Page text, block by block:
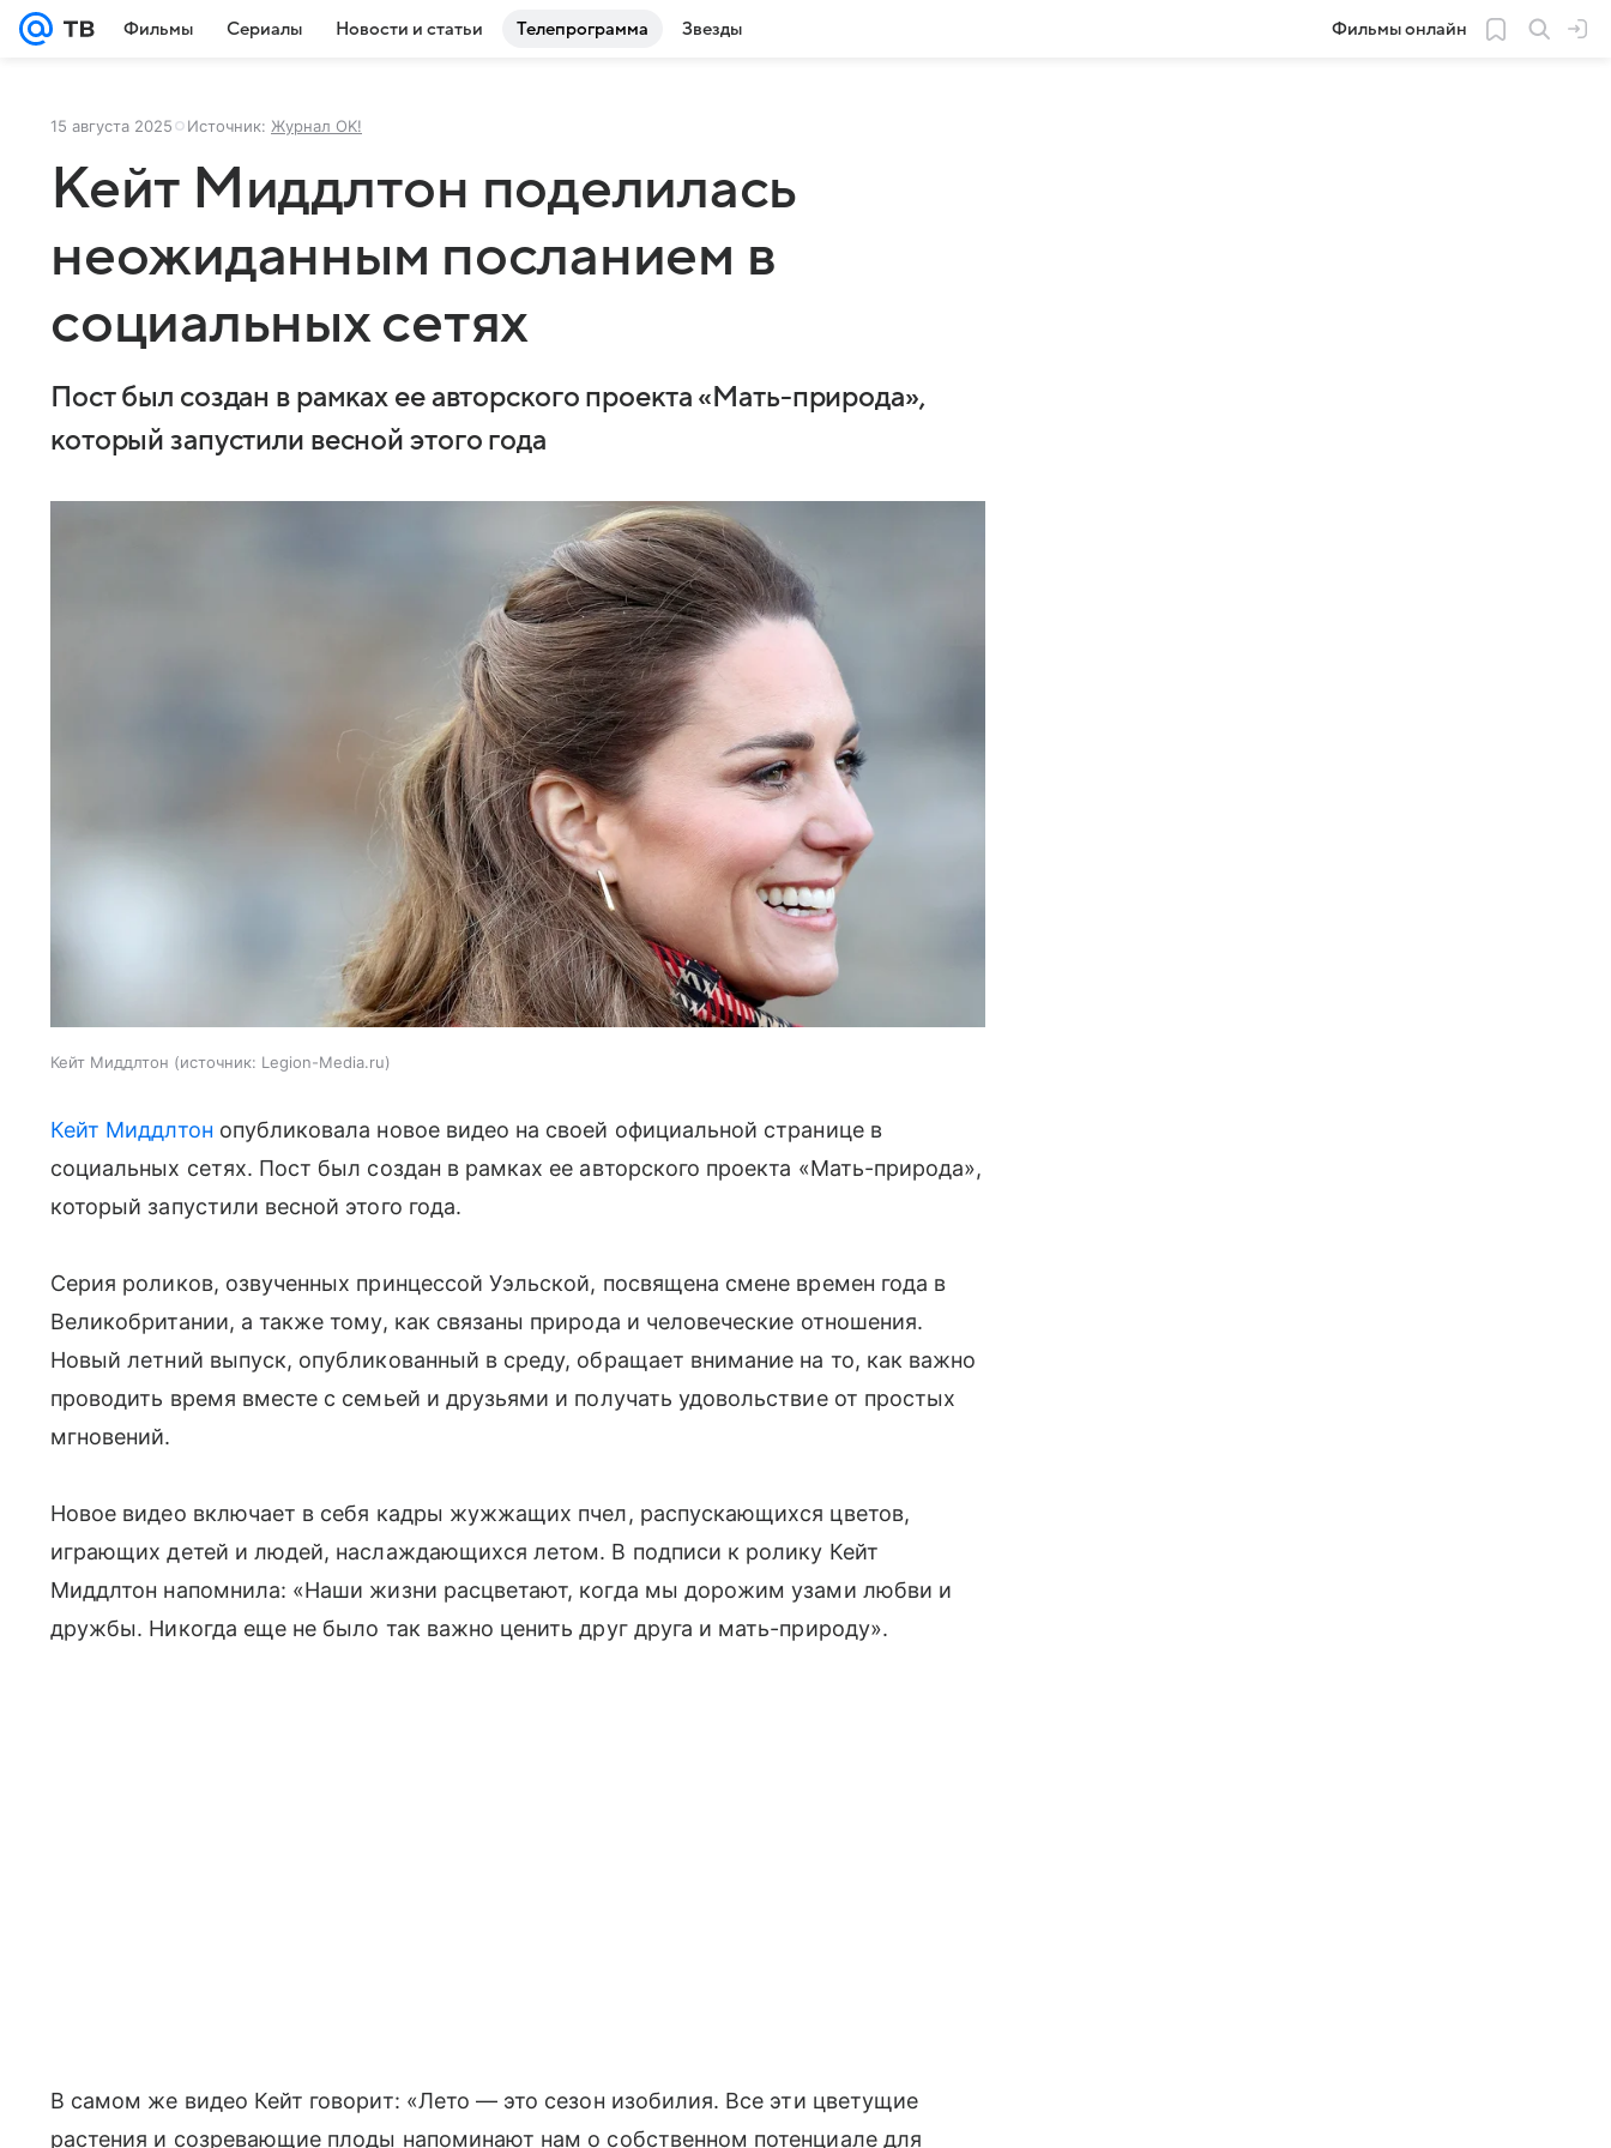
Фильмы Сериалы Новости и статьи Телепрограмма Звезды Фильмы онлайн
15 августа 2025 Источник: Журнал OK!
Кейт Миддлтон поделилась
неожиданным посланием в
социальных сетях
Пост был создан в рамках ее авторского проекта «Мать-природа»,
который запустили весной этого года
Кейт Миддлтон источник: Legion-Media.ru
Кейт Миддлтон опубликовала новое видео на своей официальной странице в
социальных сетях. Пост был создан в рамках ее авторского проекта «Мать-природа»,
который запустили весной этого года.
Серия роликов, озвученных принцессой Уэльской, посвящена смене времен года в
Великобритании, а также тому, как связаны природа и человеческие отношения.
Новый летний выпуск, опубликованный в среду, обращает внимание на то, как важно
проводить время вместе с семьей и друзьями и получать удовольствие от простых
мгновений.
Новое видео включает в себя кадры жужжащих пчел, распускающихся цветов,
играющих детей и людей, наслаждающихся летом. В подписи к ролику Кейт
Миддлтон напомнила: «Наши жизни расцветают, когда мы дорожим узами любви и
дружбы. Никогда еще не было так важно ценить друг друга и мать-природу».
В самом же видео Кейт говорит: «Лето — это сезон изобилия. Все эти цветущие
растения и созревающие плоды напоминают нам о собственном потенциале для